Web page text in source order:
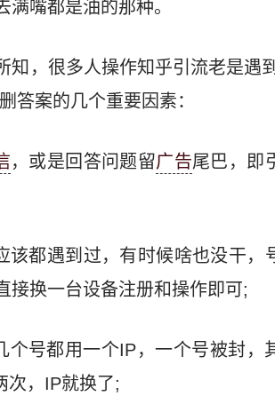
嘴都是油的那种。
，很多人操作知乎引流老是遇
答案的几个重要因素：
，或是回答问题留广告尾巴，即
都遇到过，有时候啥也没干，
接换一台设备注册和操作即可;
号都用一个IP，一个号被封，
次，IP就换了;